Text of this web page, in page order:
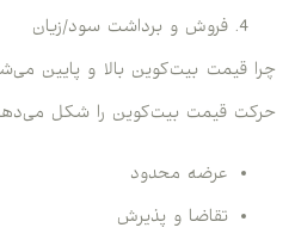
فروش و برداشت سود/زیان
چرا قیمت بیت‌کوین بالا و پایین
حرکت قیمت بیت‌کوین را شکل
عرضه محدود
تقاضا و پذیرش